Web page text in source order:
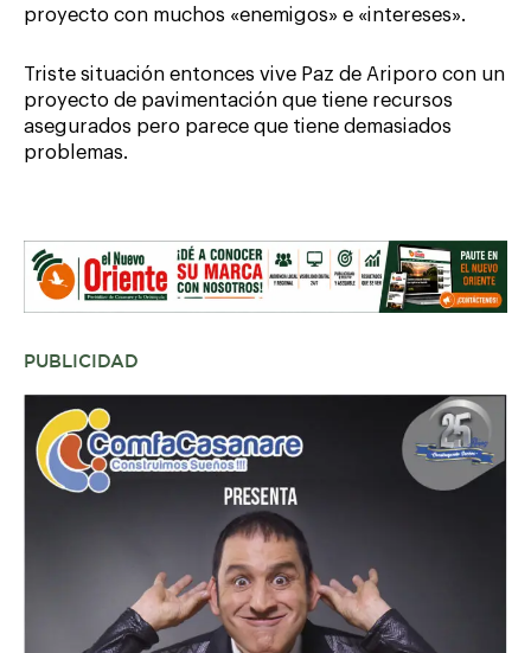
proyecto con muchos «enemigos» e «intereses».
Triste situación entonces vive Paz de Ariporo con un
proyecto de pavimentación que tiene recursos
asegurados pero parece que tiene demasiados
problemas.
PUBLICIDAD